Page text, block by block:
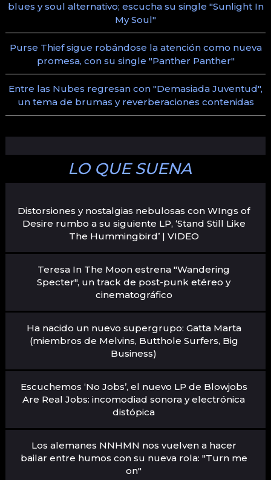
blues y soul alternativo; escucha su single "Sunlight In
My Soul"
Purse Thief sigue robándose la atención como nueva
promesa, con su single "Panther Panther"
Entre las Nubes regresan con "Demasiada Juventud",
un tema de brumas y reverberaciones contenidas
LO QUE SUENA
Distorsiones y nostalgias nebulosas con WIngs of
Desire rumbo a su siguiente LP, ‘Stand Still Like
The Hummingbird’ | VIDEO
Teresa In The Moon estrena "Wandering
Specter", un track de post-punk etéreo y
cinematográfico
Ha nacido un nuevo supergrupo: Gatta Marta
(miembros de Melvins, Butthole Surfers, Big
Business)
Escuchemos ‘No Jobs’, el nuevo LP de Blowjobs
Are Real Jobs: incomodiad sonora y electrónica
distópica
Los alemanes NNHMN nos vuelven a hacer
bailar entre humos con su nueva rola: "Turn me
on"